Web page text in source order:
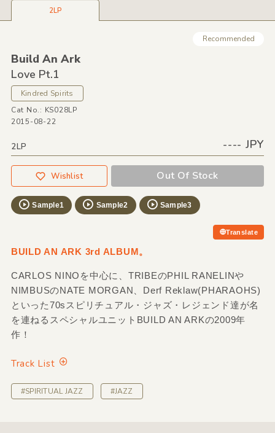
2LP
Recommended
Build An Ark
Love Pt.1
Kindred Spirits
Cat No.: KS028LP
2015-08-22
2LP ---- JPY
Wishlist Out Of Stock
Sample1 Sample2 Sample3
Translate
BUILD AN ARK 3rd ALBUM。
CARLOS NINOを中心に、TRIBEのPHIL RANELINや
NIMBUSのNATE MORGAN、Derf Reklaw(PHARAOHS)
といった70sスピリチュアル・ジャズ・レジェンド達が名
を連ねるスペシャルユニットBUILD AN ARKの2009年
作！
Track List
#SPIRITUAL JAZZ #JAZZ